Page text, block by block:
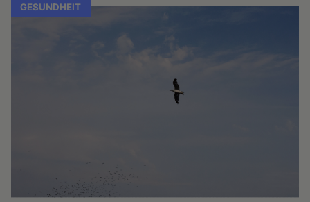
GESUNDHEIT